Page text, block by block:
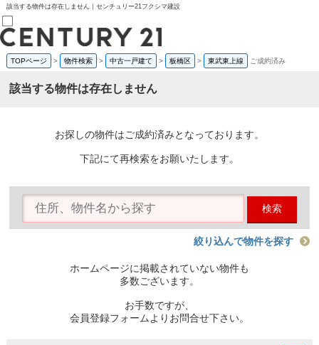
該当する物件は存在しません｜センチュリー21フクシマ建設
売買部
0120-800-844
賃貸部
会員メニュー
物件を探す
購入TOP
条件から探す
住宅ローン控除シミュレータ
TOPページ > 物件検索 > 中古一戸建て > 板橋区 > 東武東上線 ご成約済み
該当する物件は存在しません
お探しの物件はご成約済みとなっております。
下記にて再検索をお願いたします。
検索
絞り込んで物件を探す
ホームページに掲載されていない物件も
多数ございます。
お手数ですが、
会員登録フォームよりお問合せ下さい。